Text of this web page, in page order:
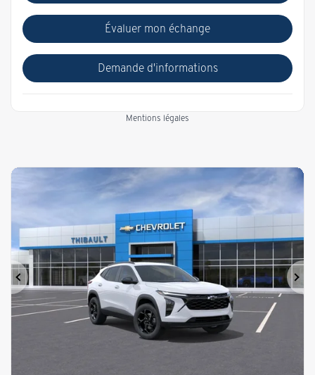
Évaluer mon échange
Demande d'informations
Mentions légales
Précédent